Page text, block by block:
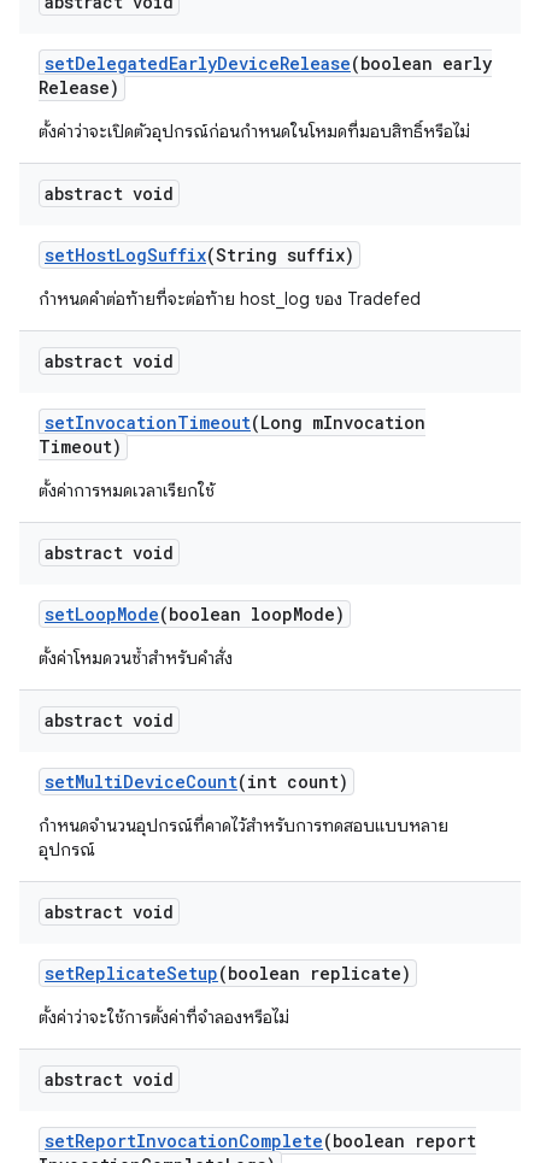
setDelegatedEarlyDeviceRelease(boolean early
Release)
ตั้งค่าว่าจะเปิดตัวอุปกรณ์ก่อนกำหนดในโหมดที่มอบสิทธิ์หรือไม่
abstract void
setHostLogSuffix(String suffix)
กำหนดคำต่อท้ายที่จะต่อท้าย host_log ของ Tradefed
abstract void
setInvocationTimeout(Long mInvocation
Timeout)
ตั้งค่าการหมดเวลาเรียกใช้
abstract void
setLoopMode(boolean loopMode)
ตั้งค่าโหมดวนซ้ำสำหรับคำสั่ง
abstract void
setMultiDeviceCount(int count)
กำหนดจำนวนอุปกรณ์ที่คาดไว้สำหรับการทดสอบแบบหลาย
อุปกรณ์
abstract void
setReplicateSetup(boolean replicate)
ตั้งค่าว่าจะใช้การตั้งค่าที่จำลองหรือไม่
abstract void
setReportInvocationComplete(boolean report